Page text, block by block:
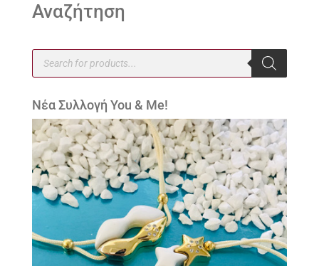
Αναζήτηση
Products
search
Νέα Συλλογή You & Me!